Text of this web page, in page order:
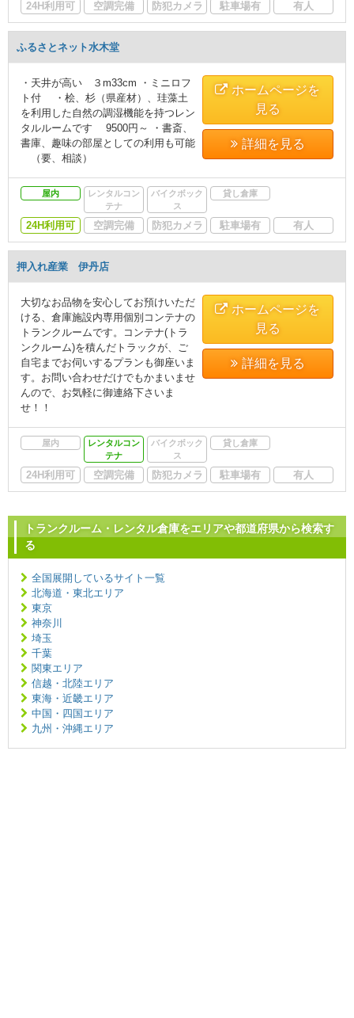
24H利用可 空調完備 防犯カメラ 駐車場有 有人
ふるさとネット水木堂
・天井が高い ３m33cm ・ミニロフ
ト付 ・桧、杉（県産材）、珪藻土
を利用した自然の調湿機能を持つレン
タルルームです 9500円～ ・書斎、
書庫、趣味の部屋としての利用も可能
（要、相談）
ホームページを
見る
詳細を見る
屋内
レンタルコン
テナ
バイクボック
ス
貸し倉庫
24H利用可 空調完備 防犯カメラ 駐車場有 有人
押入れ産業 伊丹店
大切なお品物を安心してお預けいただ
ける、倉庫施設内専用個別コンテナの
トランクルームです。コンテナ(トラ
ンクルーム)を積んだトラックが、ご
自宅までお伺いするプランも御座いま
す。お問い合わせだけでもかまいませ
んので、お気軽に御連絡下さいま
せ！！
ホームページを
見る
詳細を見る
屋内
レンタルコン
テナ
バイクボック
ス
貸し倉庫
24H利用可 空調完備 防犯カメラ 駐車場有 有人
トランクルーム・レンタル倉庫をエリアや都道府県から検索す
る
全国展開しているサイト一覧
北海道・東北エリア
東京
神奈川
埼玉
千葉
関東エリア
信越・北陸エリア
東海・近畿エリア
中国・四国エリア
九州・沖縄エリア